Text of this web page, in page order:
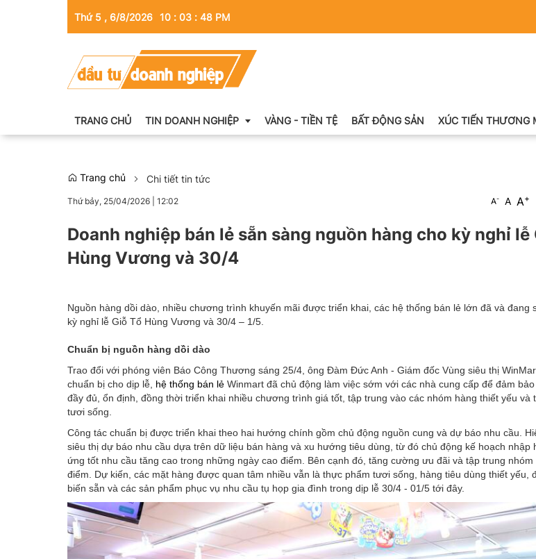
Thứ 5 , 6/8/2026 10 : 03 : 49 PM
TRANG CHỦ TIN DOANH NGHIỆP
Thông tin doanh nghiệp
Kinh tế tài chính
Emagazine
VÀNG - TIỀN TỆ BẤT ĐỘNG SẢN XÚC TIẾN THƯƠNG
Hội chợ triển lãm
Trang chủ Chi tiết tin tức
Thứ bảy, 25/04/2026 12:02 A- A A+
Doanh nghiệp bán lẻ sẵn sàng nguồn hàng cho kỳ nghỉ lễ
Hùng Vương và 30/4
Nguồn hàng dồi dào, nhiều chương trình khuyến mãi được triển khai, các hệ thống bán lẻ lớn đã và đang
kỳ nghỉ lễ Giỗ Tổ Hùng Vương và 30/4 – 1/5.
Chuẩn bị nguồn hàng dồi dào
Trao đổi với phóng viên Báo Công Thương sáng 25/4, ông Đàm Đức Anh - Giám đốc Vùng siêu thị
chuẩn bị cho dịp lễ, hệ thống bán lẻ Winmart đã chủ động làm việc sớm với các nhà cung cấp để đảm
đầy đủ, ổn định, đồng thời triển khai nhiều chương trình giá tốt, tập trung vào các nhóm hàng thiết yếu và
tươi sống.
Công tác chuẩn bị được triển khai theo hai hướng chính gồm chủ động nguồn cung và dự báo nhu cầu.
siêu thị dự báo nhu cầu dựa trên dữ liệu bán hàng và xu hướng tiêu dùng, từ đó chủ động kế hoạch nhập
ứng tốt nhu cầu tăng cao trong những ngày cao điểm. Bên cạnh đó, tăng cường ưu đãi và tập trung nhóm
điểm. Dự kiến, các mặt hàng được quan tâm nhiều vẫn là thực phẩm tươi sống, hàng tiêu dùng thiết yếu,
biến sẵn và các sản phẩm phục vụ nhu cầu tụ họp gia đình trong dịp lễ 30/4 - 01/5 tới đây.